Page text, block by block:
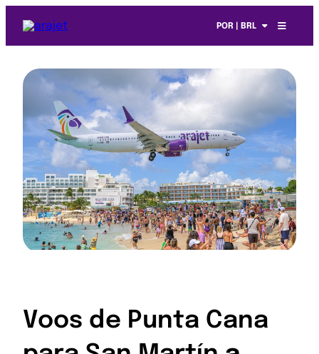
POR | BRL
Voos de Punta Cana